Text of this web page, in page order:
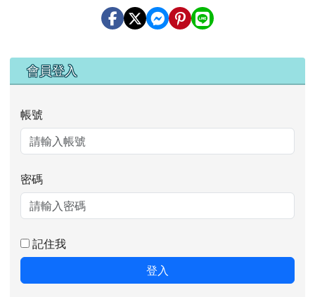
右邊區域內容
會員登入
帳號
密碼
記住我
登入